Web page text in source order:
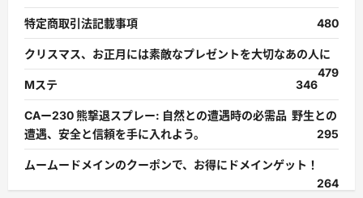
特定商取引法記載事項 480
クリスマス、お正月には素敵なプレゼントを大切なあの人に
479
Mステ
346
CAー230 熊撃退スプレー: 自然との遭遇時の必需品 野生との
遭遇、安全と信頼を手に入れよう。
295
ムームードメインのクーポンで、お得にドメインゲット！
264